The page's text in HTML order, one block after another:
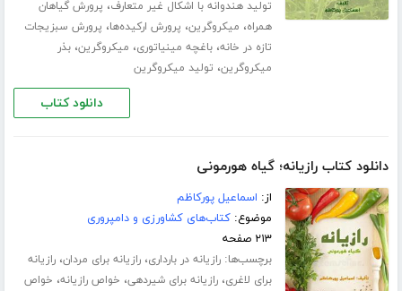
تولید هندوانه با اشکال غیر متعارف، پرورش گیاهان
همراه، میکروگرین، پرورش ارکیده‌ها، پرورش سبزیجات
تازه در خانه،باغچه مینیاتوری، میکروگرین،بذر
میکروگرین، تولید میکروگرین
دانلود کتاب
دانلود کتاب رازیانه؛ گیاه هورمونی
از: اسماعیل پورکاظم
موضوع:کتاب‌های کشاورزی و دامپروری
۲۱۳ صفحه
برچسب‌ها:رازیانه در بارداری،رازیانه برای مردان،رازیانه
برای لاغری،رازیانه برای شیردهی، خواص رازیانه، خواص